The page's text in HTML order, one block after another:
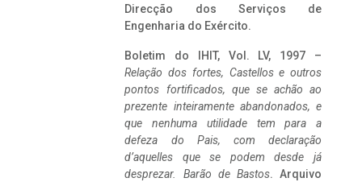
Direcção dos Serviços de
Engenharia do Exército.
Boletim do IHIT, Vol. LV, 1997 –
Relação dos fortes, Castellos e outros
pontos fortificados, que se achão ao
prezente inteiramente abandonados, e
que nenhuma utilidade tem para a
defeza do Pais, com declaração
d’aquelles que se podem desde já
desprezar. Barão de Bastos. Arquivo